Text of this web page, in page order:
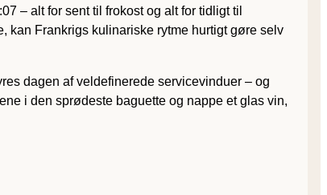
– alt for sent til frokost og alt for tidligt til
kan Frankrigs kulinariske rytme hurtigt gøre selv
dagen af veldefinerede service­vinduer – og
i den sprødeste baguette og nappe et glas vin,